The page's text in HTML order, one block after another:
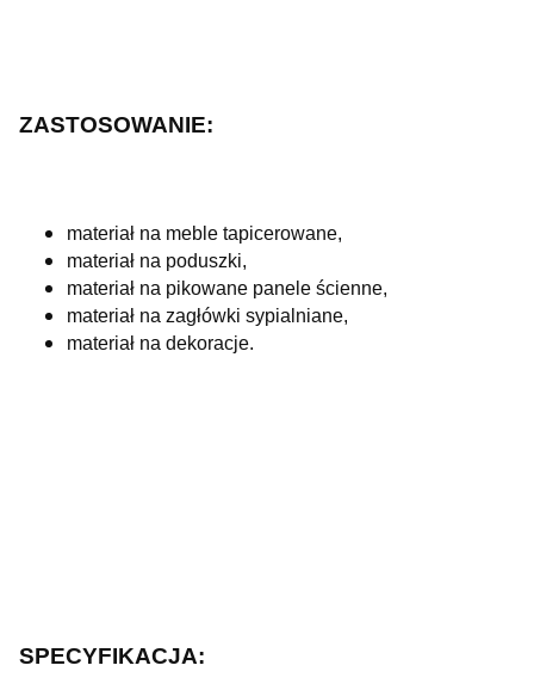
ZASTOSOWANIE:
materiał na meble tapicerowane,
materiał na poduszki,
materiał na pikowane panele ścienne,
materiał na zagłówki sypialniane,
materiał na dekoracje.
SPECYFIKACJA: